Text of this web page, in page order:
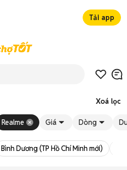
Tải app
Xoá lọc
Realme Giá Dòng
Bình Dương (TP Hồ Chí Minh mới)